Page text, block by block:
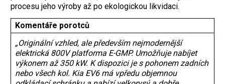
procesu jeho výroby až po ekologickou likvidaci.
Komentáře porotců
„Originální vzhled, ale především nejmodernější
elektrická 800V platforma E-GMP. Umožňuje nabíjet
výkonem až 350 kW. K dispozici je s pohonem zadních
nebo všech kol. Kia EV6 má vpředu objemnou